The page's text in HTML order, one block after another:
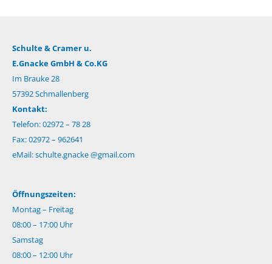
Schulte & Cramer u.
E.Gnacke GmbH & Co.KG
Im Brauke 28
57392 Schmallenberg
Kontakt:
Telefon: 02972 – 78 28
Fax: 02972 – 962641
eMail:schulte.gnacke @gmail.com
Öffnungszeiten:
Montag – Freitag
08:00 – 17:00 Uhr
Samstag
08:00 – 12:00 Uhr